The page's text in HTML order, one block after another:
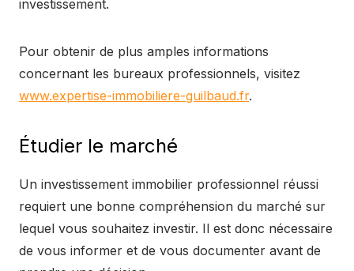
investissement.
Pour obtenir de plus amples informations
concernant les bureaux professionnels, visitez
www.expertise-immobiliere-guilbaud.fr.
Étudier le marché
Un investissement immobilier professionnel réussi
requiert une bonne compréhension du marché sur
lequel vous souhaitez investir. Il est donc nécessaire
de vous informer et de vous documenter avant de